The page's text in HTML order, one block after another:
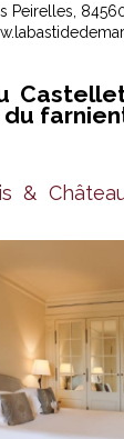
Peirelles,
&